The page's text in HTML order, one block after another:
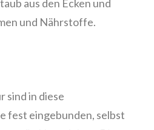
aus den Ecken und
und Nährstoffe.
sind in diese
fest eingebunden, selbst